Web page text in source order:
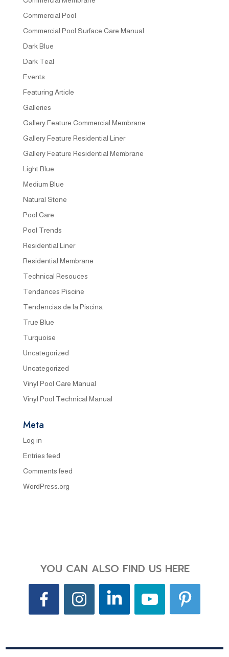
Commercial Pool
Commercial Pool Surface Care Manual
Dark Blue
Dark Teal
Events
Featuring Article
Galleries
Gallery Feature Commercial Membrane
Gallery Feature Residential Liner
Gallery Feature Residential Membrane
Light Blue
Medium Blue
Natural Stone
Pool Care
Pool Trends
Residential Liner
Residential Membrane
Technical Resouces
Tendances Piscine
Tendencias de la Piscina
True Blue
Turquoise
Uncategorized
Uncategorized
Vinyl Pool Care Manual
Vinyl Pool Technical Manual
Meta
Log in
Entries feed
Comments feed
WordPress.org
YOU CAN ALSO FIND US HERE